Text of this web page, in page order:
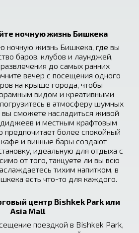
ночную жизнь Бишкека
ночную жизнь Бишкека, где вы
баров, клубов и лаунджей,
до самых ранних
вечер с посещения одного
на крыше города, чтобы
видом и креативными
в атмосферу шумных
вы сможете насладиться живой
и местным крафтовым
предпочитает более спокойный
и винные бары создают
идеальную для отдыха с
от того, танцуете ли вы всю
тихим напитком, в
есть что-то для каждого.
центр Bishkek Park или
Asia Mall
поездкой в Bishkek Park,